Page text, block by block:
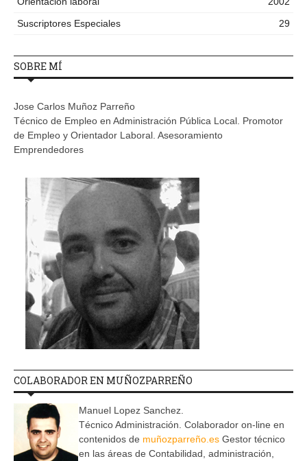
Suscriptores Especiales
29
SOBRE MÍ
Jose Carlos Muñoz Parreño
Técnico de Empleo en Administración Pública Local. Promotor
de Empleo y Orientador Laboral. Asesoramiento
Emprendedores
COLABORADOR EN MUÑOZPARREÑO
Manuel Lopez Sanchez.
Técnico Administración. Colaborador on-line en
contenidos de muñozparreño.es Gestor técnico
en las áreas de Contabilidad, administración,